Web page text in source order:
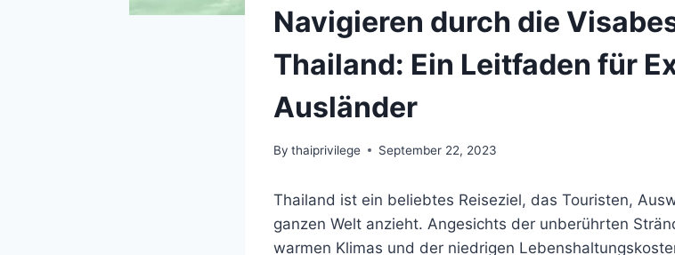
Navigieren durch die
Thailand: Ein Leitfaden für
Ausländer
By thaiprivilege September 22, 2023
Thailand ist ein beliebtes Reiseziel, das Touristen,
ganzen Welt anzieht. Angesichts der unberührten
warmen Klimas und der niedrigen